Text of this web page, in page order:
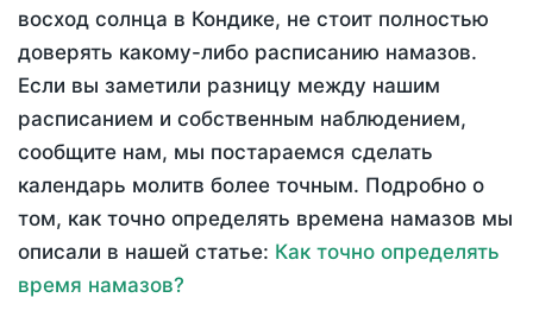
восход солнца в Кондике, не стоит полностью
доверять какому-либо расписанию намазов.
Если вы заметили разницу между нашим
расписанием и собственным наблюдением,
сообщите нам, мы постараемся сделать
календарь молитв более точным. Подробно о
том, как точно определять времена намазов мы
описали в нашей статье: Как точно определять
время намазов?